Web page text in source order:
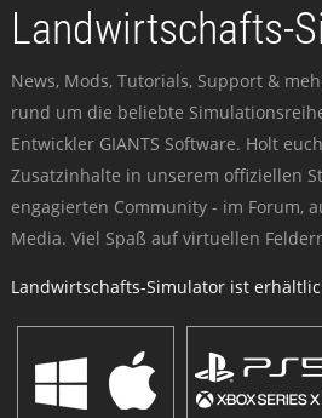
Landwirtschafts-
News, Mods, Tutorials, Support &
rund um die beliebte
Entwickler GIANTS Software. Holt
Zusatzinhalte in unserem offiziellen
engagierten Community - im Forum,
Media. Viel Spaß auf virtuellen
Landwirtschafts-Simulator ist